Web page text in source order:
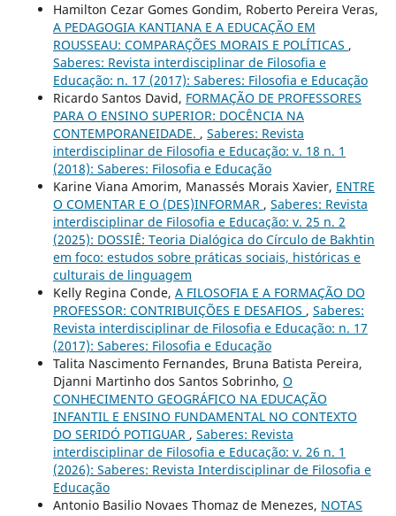
Hamilton Cezar Gomes Gondim, Roberto Pereira Veras,
A PEDAGOGIA KANTIANA E A EDUCAÇÃO EM
ROUSSEAU: COMPARAÇÕES MORAIS E POLÍTICAS ,
Saberes: Revista interdisciplinar de Filosofia e
Educação: n. 17 (2017): Saberes: Filosofia e Educação
Ricardo Santos David, FORMAÇÃO DE PROFESSORES
PARA O ENSINO SUPERIOR: DOCÊNCIA NA
CONTEMPORANEIDADE. , Saberes: Revista
interdisciplinar de Filosofia e Educação: v. 18 n. 1
(2018): Saberes: Filosofia e Educação
Karine Viana Amorim, Manassés Morais Xavier, ENTRE
O COMENTAR E O (DES)INFORMAR , Saberes: Revista
interdisciplinar de Filosofia e Educação: v. 25 n. 2
(2025): DOSSIÊ: Teoria Dialógica do Círculo de Bakhtin
em foco: estudos sobre práticas sociais, históricas e
culturais de linguagem
Kelly Regina Conde, A FILOSOFIA E A FORMAÇÃO DO
PROFESSOR: CONTRIBUIÇÕES E DESAFIOS , Saberes:
Revista interdisciplinar de Filosofia e Educação: n. 17
(2017): Saberes: Filosofia e Educação
Talita Nascimento Fernandes, Bruna Batista Pereira,
Djanni Martinho dos Santos Sobrinho, O
CONHECIMENTO GEOGRÁFICO NA EDUCAÇÃO
INFANTIL E ENSINO FUNDAMENTAL NO CONTEXTO
DO SERIDÓ POTIGUAR , Saberes: Revista
interdisciplinar de Filosofia e Educação: v. 26 n. 1
(2026): Saberes: Revista Interdisciplinar de Filosofia e
Educação
Antonio Basilio Novaes Thomaz de Menezes, NOTAS